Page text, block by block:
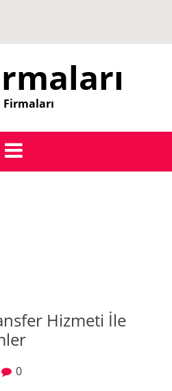
Firmaları
Hizmeti İle
0